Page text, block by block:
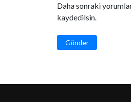
Daha sonraki
kaydedilsin.
Gönder